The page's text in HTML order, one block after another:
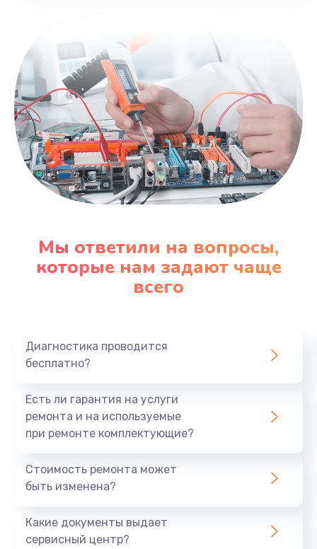
Мы ответили на вопросы,
которые нам задают чаще
всего
Диагностика проводится
бесплатно?
Есть ли гарантия на услуги
ремонта и на используемые
при ремонте комплектующие?
Стоимость ремонта может
быть изменена?
Какие документы выдает
сервисный центр?